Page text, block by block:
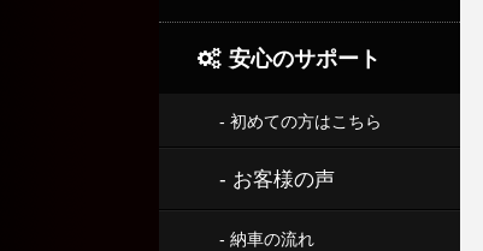
安心のサポート
- 初めての方はこちら
- お客様の声
- 納車の流れ